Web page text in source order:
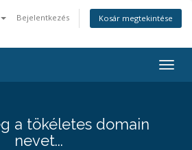
Bejelentkezés Kosár megtekintése
a
a tökéletes domain
nevet...